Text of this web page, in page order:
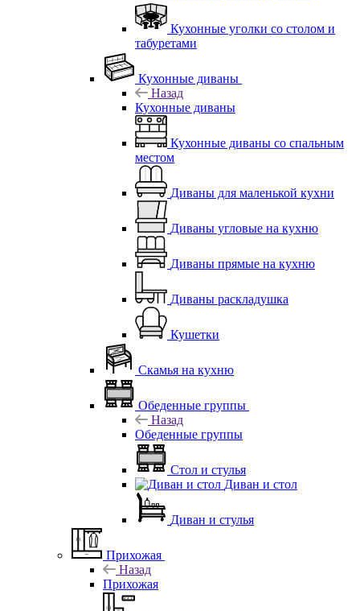
Кухонные уголки со столом и
табуретами
Кухонные диваны
Назад
Кухонные диваны
Кухонные диваны со спальным
местом
Диваны для маленькой кухни
Диваны угловые на кухню
Диваны прямые на кухню
Диваны раскладушка
Кушетки
Скамья на кухню
Обеденные группы
Назад
Обеденные группы
Стол и стулья
Диван и стол
Диван и стулья
Прихожая
Назад
Прихожая